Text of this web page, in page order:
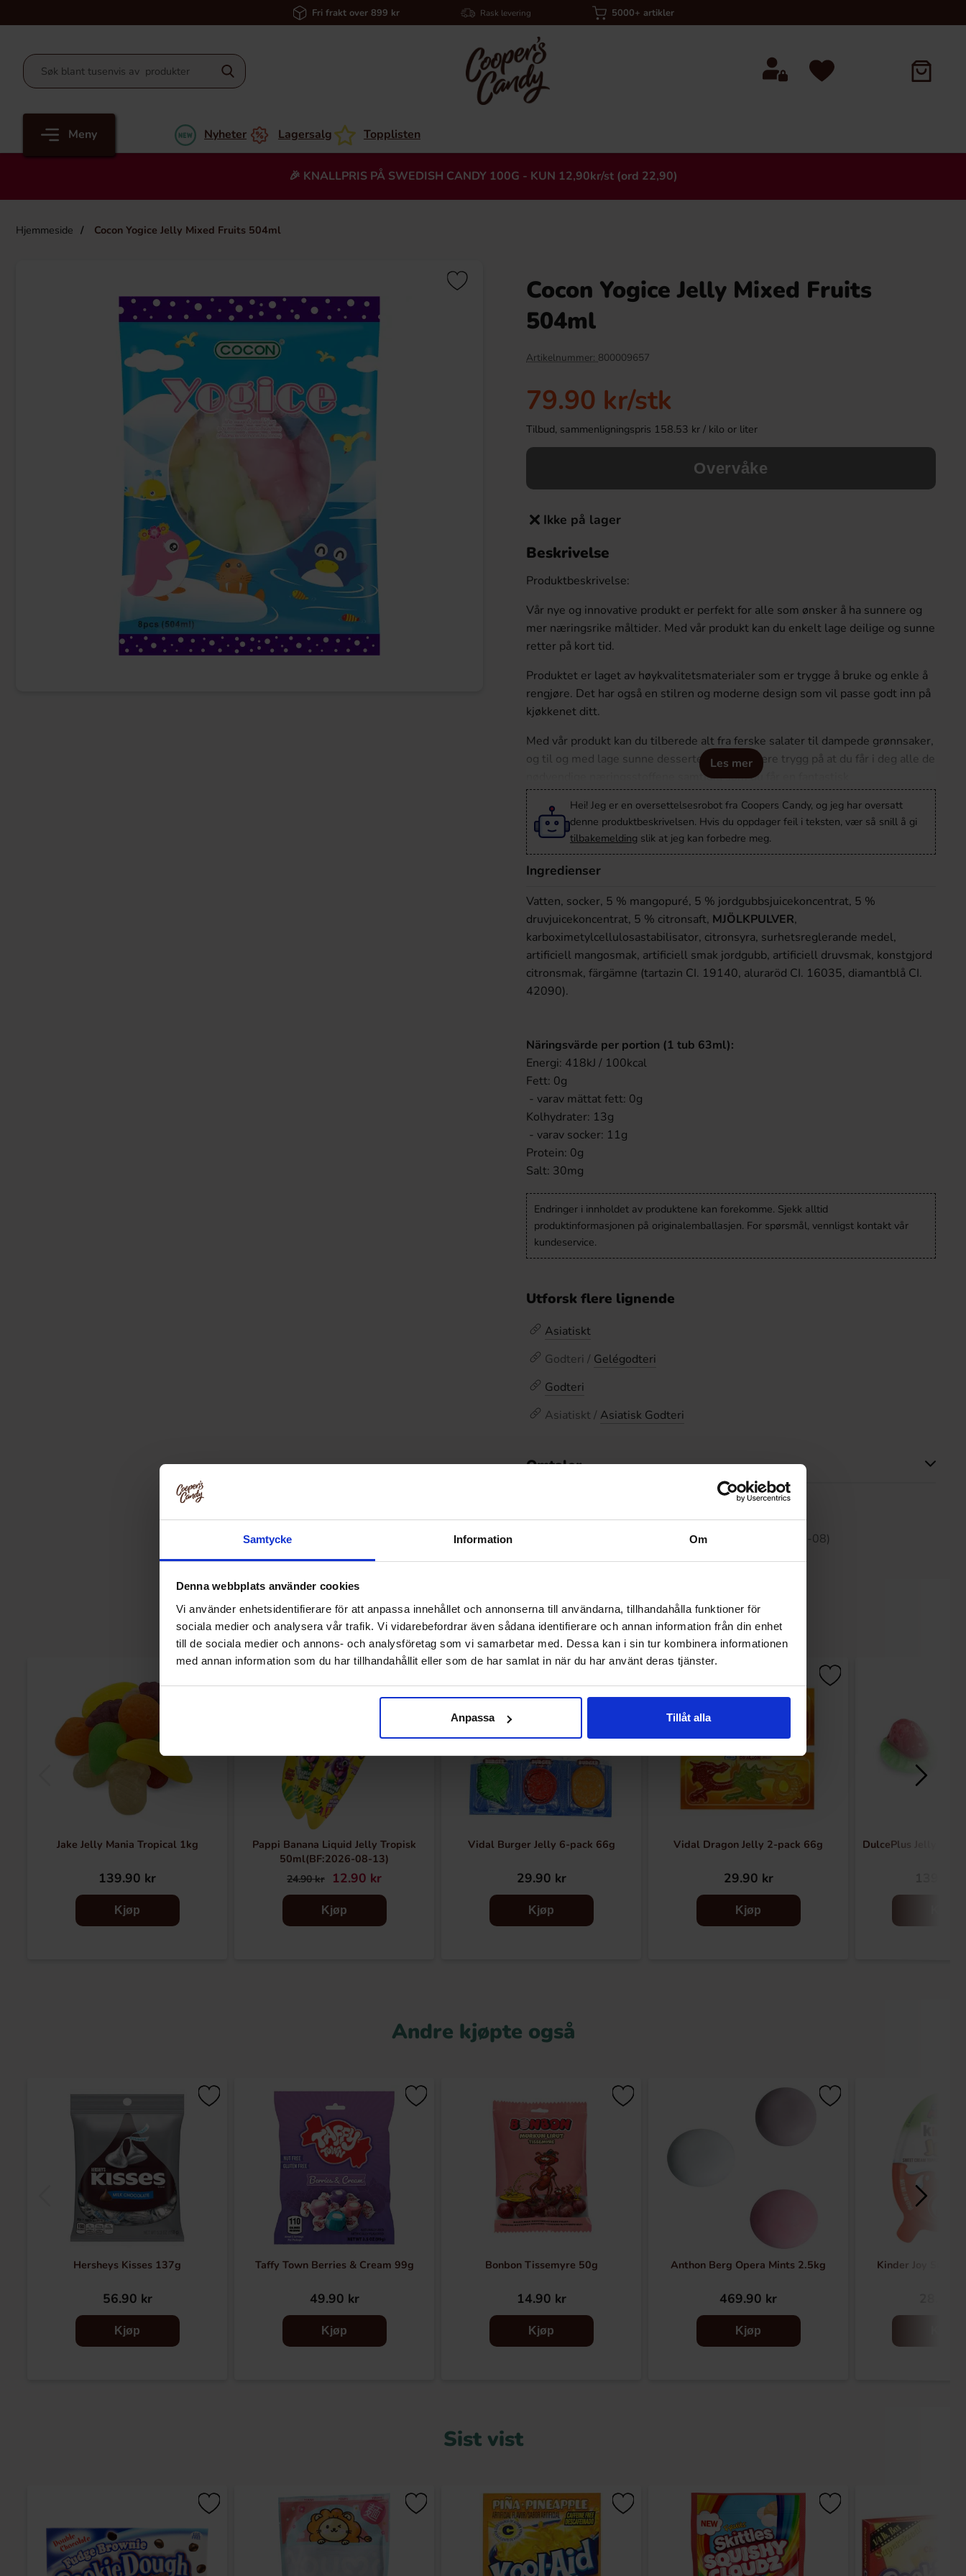
Samtycke Information Om
Denna webbplats använder cookies
Vi använder enhetsidentifierare för att anpassa innehållet och annonserna till användarna, tillhandahålla funktioner för
sociala medier och analysera vår trafik. Vi vidarebefordrar även sådana identifierare och annan information från din enhet
till de sociala medier och annons- och analysföretag som vi samarbetar med. Dessa kan i sin tur kombinera informationen
med annan information som du har tillhandahållit eller som de har samlat in när du har använt deras tjänster.
Anpassa Tillåt alla
Fri frakt over 899 kr Rask levering 5000+ artikler
Meny Nyheter Lagersalg Topplisten
🎉 KNALLPRIS PÅ SWEDISH CANDY 100G - KUN 12,90kr/st (ord 22,90)
Hjemmeside Cocon Yogice Jelly Mixed Fruits 504ml
Heading
Spiselige Såpebobler Vannmelon 74ml
Cokoc Filled Gummies Strawberry
Flavour 60g
26.90 kr
Köp
Hot Chip Firedust Spice Blend - Spicy
69.90 kr 34.90 kr
Cocon Yogice Jelly Mixed Fruits
504ml
Artikelnummer: 800009657
79.90 kr/stk
Tilbud, sammenligningspris 158.53 kr / kilo or liter
Overvåke
Ikke på lager
Beskrivelse
Produktbeskrivelse:
Vår nye og innovative produkt er perfekt for alle som ønsker å ha sunnere og
mer næringsrike måltider. Med vår produkt kan du enkelt lage deilige og sunne
retter på kort tid.
Produktet er laget av høykvalitetsmaterialer som er trygge å bruke og enkle å
rengjøre. Det har også en stilren og moderne design som vil passe godt inn på
kjøkkenet ditt.
Med vår produkt kan du tilberede alt fra ferske salater til dampede grønnsaker,
og til og med lage sunne desserter. Du kan være trygg på at du får i deg alle de
nødvendige næringsstoffene samtidig som du får en fantastisk
smaksopplevelse.
Vårt produkt er brukervennlig og kommer med enkel og tydelig
bruksanvisning. Det har også flere praktiske funksjoner som vil gjøre
måltider i dag!
Les mer
Hei! Jeg er en oversettelsesrobot fra Coopers Candy, og jeg har oversatt
denne produktbeskrivelsen. Hvis du oppdager feil i teksten, vær så snill å gi
tilbakemelding slik at jeg kan forbedre meg.
Ingredienser
Vatten, socker, 5 % mangopuré, 5 % jordgubbsjuicekoncentrat, 5 %
druvjuicekoncentrat, 5 % citronsaft, MJÖLKPULVER,
karboximetylcellulosastabilisator, citronsyra, surhetsreglerande medel,
artificiell mangosmak, artificiell smak jordgubb, artificiell druvsmak, konstgjord
citronsmak, färgämne (tartazin CI. 19140, aluraröd CI. 16035, diamantblå CI.
42090).
Näringsvärde per portion (1 tub 63ml):
Energi: 418kJ / 100kcal
Fett: 0g
- varav mättat fett: 0g
Kolhydrater: 13g
- varav socker: 11g
Protein: 0g
Salt: 30mg
Endringer i innholdet av produktene kan forekomme. Sjekk alltid
produktinformasjonen på originalemballasjen. For spørsmål, vennligst kontakt vår
kundeservice.
Utforsk flere lignende
Asiatiskt
Godteri / Gelégodteri
Godteri
Asiatiskt / Asiatisk Godteri
Omtaler
Dette produktet har ingen anmeldelser
Laveste pris de siste 30 dagene er 79.90 kr (2026-08-08)
Relaterte produkter
Jake Jelly Mania Tropical 1kg
139.90 kr
Kjøp
Pappi Banana Liquid Jelly Tropisk
50ml(BF:2026-08-13)
24.90 kr 12.90 kr
Kjøp
Vidal Burger Jelly 6-pack 66g
29.90 kr
Kjøp
Vidal Dragon Jelly 2-pack 66g
29.90 kr
Kjøp
DulcePlus Jelly
Andre kjøpte også
Hersheys Kisses 137g
56.90 kr
Kjøp
Taffy Town Berries & Cream 99g
49.90 kr
Kjøp
Bonbon Tissemyre 50g
14.90 kr
Kjøp
Anthon Berg Opera Mints 2.5kg
469.90 kr
Kjøp
Kinder Joy Super
Sist vist